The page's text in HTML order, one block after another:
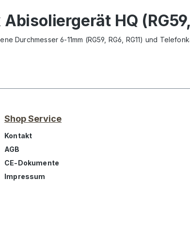
HQ (RG59,
Durchmesser 6-11mm (RG59, RG6, RG11) und
Shop Service
Kontakt
AGB
CE-Dokumente
Impressum